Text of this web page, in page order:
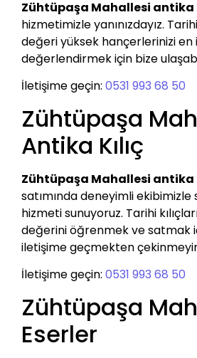
Zühtüpaşa Mahallesi antika
hizmetimizle yanınızdayız.
değeri yüksek hançerlerinizi en
değerlendirmek için bize
İletişime geçin: 0531 993 68 50
Zühtüpaşa
Antika Kılıç
Zühtüpaşa Mahallesi antika
satımında deneyimli ekibimizle
hizmeti sunuyoruz. Tarihi
değerini öğrenmek ve satmak
iletişime geçmekten
İletişime geçin: 0531 993 68 50
Zühtüpaşa
Eserler